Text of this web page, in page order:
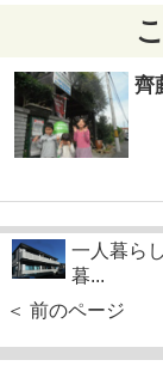
齊
一人暮ら
暮...
＜ 前のページ